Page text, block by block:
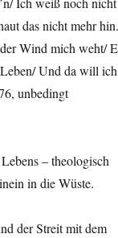
das nicht mehr hin.
Wind mich weht/
Und da will ich
unbedingt
– theologisch
in die Wüste.
der Streit mit dem